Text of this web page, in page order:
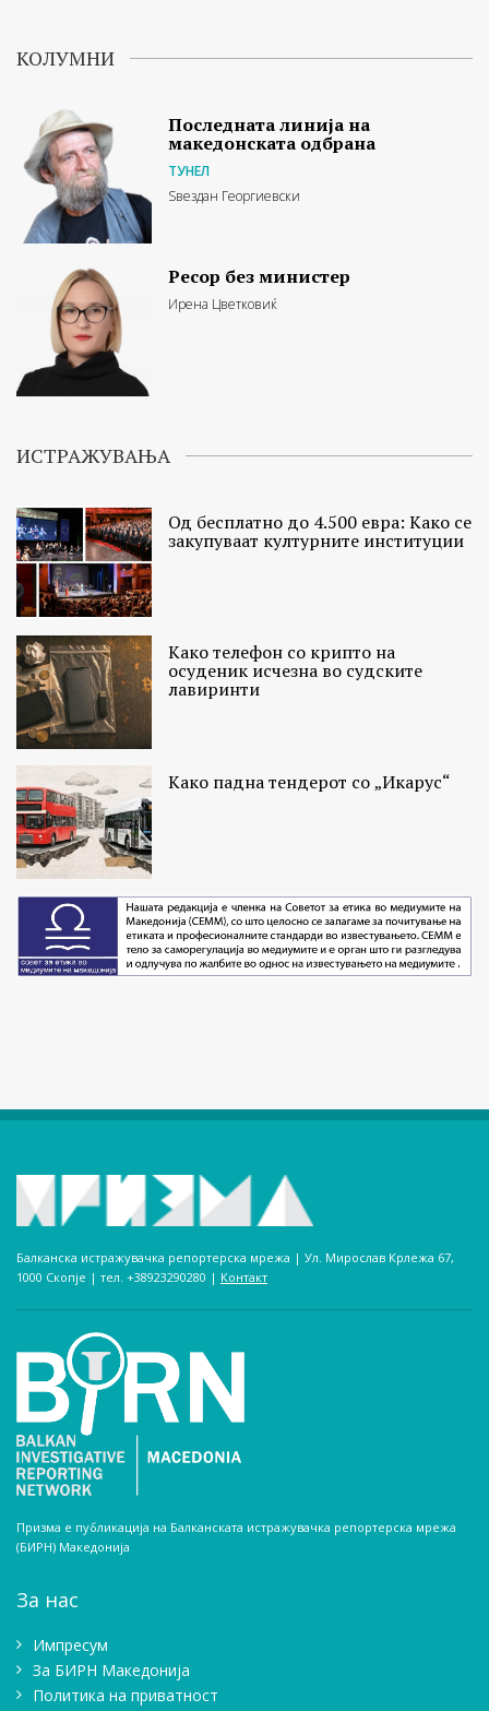
КОЛУМНИ
Последната линија на
македонската одбрана
ТУНЕЛ
Ѕвездан Георгиевски
Ресор без министер
Ирена Цветковиќ
ИСТРАЖУВАЊА
Од бесплатно до 4.500 евра: Како се
закупуваат културните институции
Како телефон со крипто на
осуденик исчезна во судските
лавиринти
Како падна тендерот со „Икарус“
Балканска истражувачка репортерска мрежа | Ул. Мирослав Крлежа 67,
1000 Скопје | тел. +38923290280­ | Контакт
Призма е публикација на Балканската истражувачка репортерска мрежа
(БИРН) Македонија
За нас
Импресум
Зa БИРН Македонија
Политика на приватност